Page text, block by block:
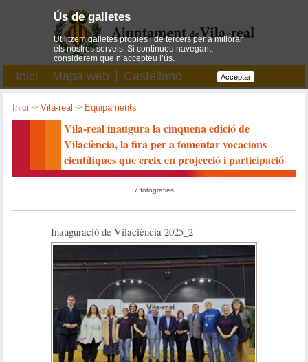
Inici Mapa web Castellano
Inici ->Vila-real -> Equipaments
Vila-real inaugura la cinquena edició de
Vilaciència, la fira per a fomentar vocacions
científiques que creix en projecció i participació
7 fotografies
Inauguració de Vilaciència 2025_2
Ús de galletes
Utilitzem galletes pròpies i de tercers per a millorar
els nostres serveis. Si continueu navegant,
considerem que n’accepteu l’ús.
Acceptar